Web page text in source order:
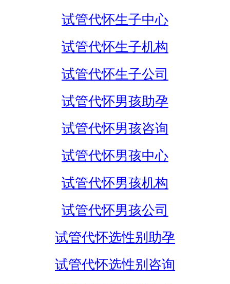
试管代怀生子中心
试管代怀生子机构
试管代怀生子公司
试管代怀男孩助孕
试管代怀男孩咨询
试管代怀男孩中心
试管代怀男孩机构
试管代怀男孩公司
试管代怀选性别助孕
试管代怀选性别咨询